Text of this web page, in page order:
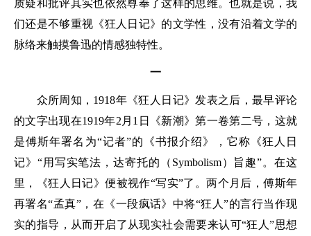
质疑和批评其实也依然尊奉了这样的思维。也就是说，我
们还是不够重视《狂人日记》的文学性，没有沿着文学的
脉络来触摸鲁迅的情感独特性。
一
众所周知，1918年《狂人日记》发表之后，最早评论
的文字出现在1919年2月1日《新潮》第一卷第二号，这就
是傅斯年署名为“记者”的《书报介绍》，它称《狂人日
记》“用写实笔法，达寄托的（Symbolism）旨趣”。在这
里，《狂人日记》便被视作“写实”了。两个月后，傅斯年
再署名“孟真”，在《一段疯话》中将“狂人”的言行当作现
实的指导，从而开启了从现实社会需要来认可“狂人”思想